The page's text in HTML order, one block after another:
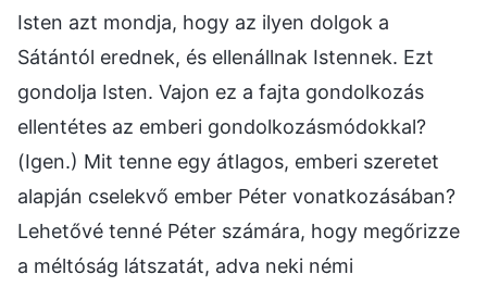
Isten azt mondja, hogy az ilyen dolgok a
Sátántól erednek, és ellenállnak Istennek. Ezt
gondolja Isten. Vajon ez a fajta gondolkozás
ellentétes az emberi gondolkozásmódokkal?
(Igen.) Mit tenne egy átlagos, emberi szeretet
alapján cselekvő ember Péter vonatkozásában?
Lehetővé tenné Péter számára, hogy megőrizze
a méltóság látszatát, adva neki némi